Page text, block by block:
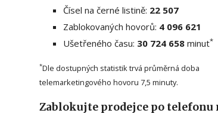
Čísel na černé listině: 22 507
Zablokovaných hovorů: 4 096 621
Ušetřeného času: 30 724 658minut*
*Dle dostupných statistik trvá průměrná doba
telemarketingového hovoru 7,5 minuty.
Zablokujte prodejce po telefonu